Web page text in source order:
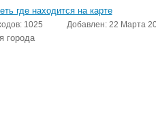
где находится на карте
1025 Добавлен: 22 Марта
города